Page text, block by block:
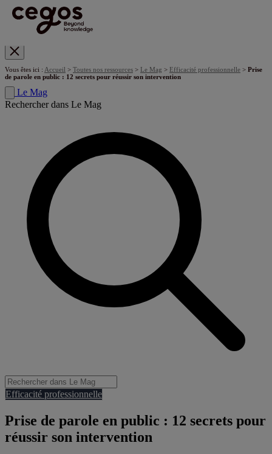
Vous êtes ici : Accueil > Toutes nos ressources > Le Mag > Efficacité professionnelle > Prise
de parole en public : 12 secrets pour réussir son intervention
Le Mag
Rechercher dans Le Mag
Efficacité professionnelle
Prise de parole en public : 12 secrets pour
réussir son intervention